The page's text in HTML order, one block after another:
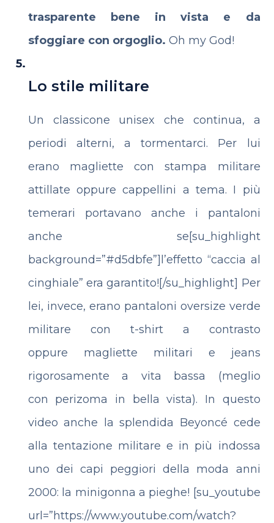
trasparente bene in vista e da
sfoggiare con orgoglio. Oh my God!
Lo stile militare
Un classicone unisex che continua, a
periodi alterni, a tormentarci. Per lui
erano magliette con stampa militare
attillate oppure cappellini a tema. I più
temerari portavano anche i pantaloni
anche se[su_highlight
background=”#d5dbfe”]l’effetto “caccia al
cinghiale” era garantito![/su_highlight] Per
lei, invece, erano pantaloni oversize verde
militare con t-shirt a contrasto
oppure magliette militari e jeans
rigorosamente a vita bassa (meglio
con perizoma in bella vista). In questo
video anche la splendida Beyoncé cede
alla tentazione militare e in più indossa
uno dei capi peggiori della moda anni
2000: la minigonna a pieghe! [su_youtube
url=”https://www.youtube.com/watch?